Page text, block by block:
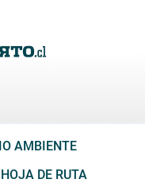
AMBIENTE
HOJA DE RUTA